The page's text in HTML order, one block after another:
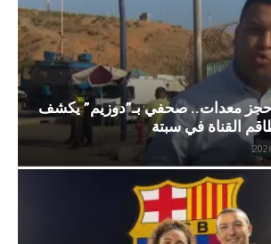
معدات.. صحفي بـ”دوزيم” يكشف
القناة في سبتة